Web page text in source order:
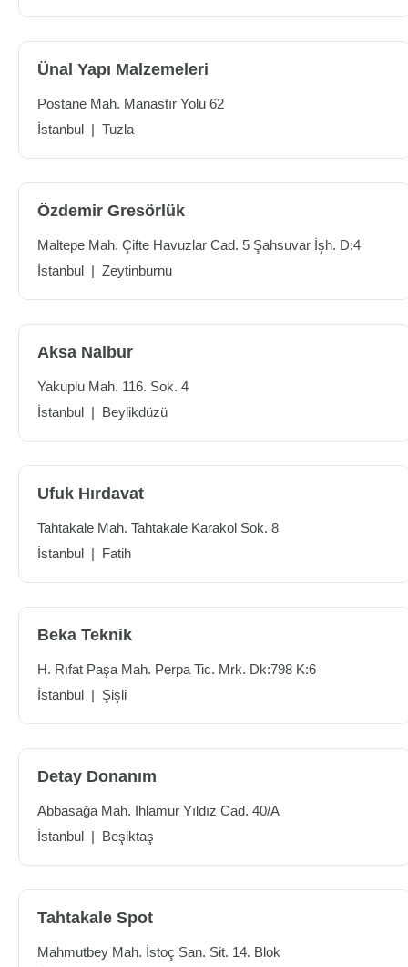
Ünal Yapı Malzemeleri
Postane Mah. Manastır Yolu 62
İstanbul | Tuzla
Özdemir Gresörlük
Maltepe Mah. Çifte Havuzlar Cad. 5 Şahsuvar İşh. D:4
İstanbul | Zeytinburnu
Aksa Nalbur
Yakuplu Mah. 116. Sok. 4
İstanbul | Beylikdüzü
Ufuk Hırdavat
Tahtakale Mah. Tahtakale Karakol Sok. 8
İstanbul | Fatih
Beka Teknik
H. Rıfat Paşa Mah. Perpa Tic. Mrk. Dk:798 K:6
İstanbul | Şişli
Detay Donanım
Abbasağa Mah. Ihlamur Yıldız Cad. 40/A
İstanbul | Beşiktaş
Tahtakale Spot
Mahmutbey Mah. İstoç San. Sit. 14. Blok